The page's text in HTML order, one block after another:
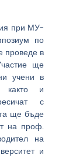
при МУ-
по
проведе в
ще
учени в
както и
с
ще бъде
на проф.
на
и